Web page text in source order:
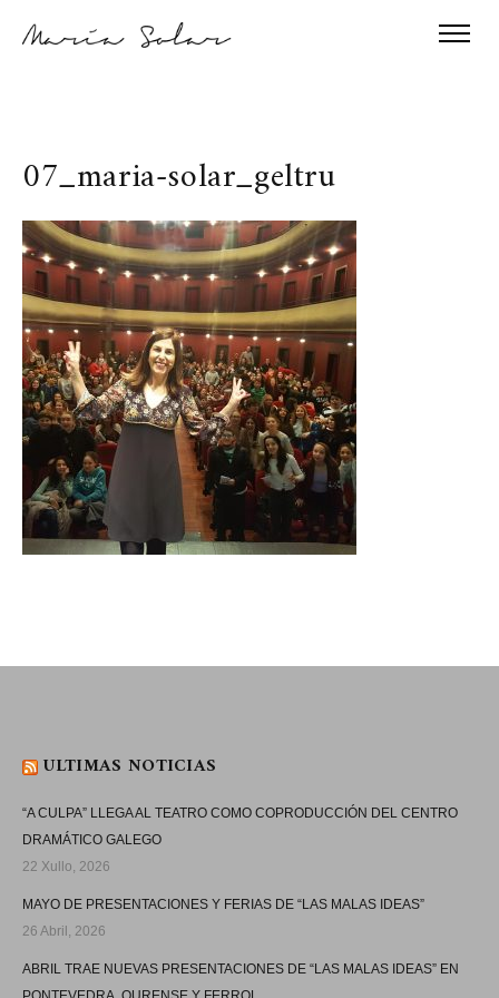
07_maria-solar_geltru
ULTIMAS NOTICIAS
“A CULPA” LLEGA AL TEATRO COMO COPRODUCCIÓN DEL CENTRO
DRAMÁTICO GALEGO
22 Xullo, 2026
MAYO DE PRESENTACIONES Y FERIAS DE “LAS MALAS IDEAS”
26 Abril, 2026
ABRIL TRAE NUEVAS PRESENTACIONES DE “LAS MALAS IDEAS” EN